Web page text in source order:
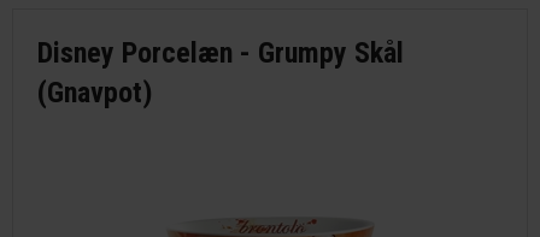
Disney Porcelæn - Grumpy Skål
(Gnavpot)